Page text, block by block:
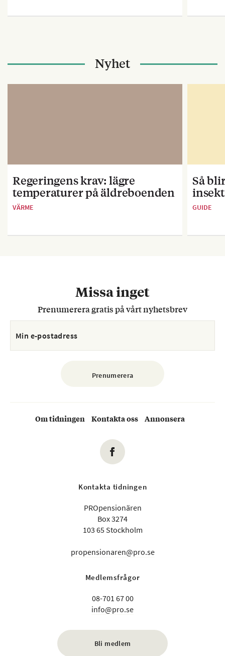
Nyhet
Regeringens krav: lägre
temperaturer på äldreboenden
VÄRME
Så
GUIDE
Missa inget
Prenumerera gratis på vårt nyhetsbrev
Om tidningen Kontakta oss Annonsera
Kontakta tidningen
PROpensionären
Box 3274
103 65 Stockholm
propensionaren@pro.se
Medlemsfrågor
08-701 67 00
info@pro.se
Bli medlem